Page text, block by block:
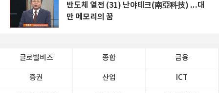
반도체 열전 (31) 난야테크(南亞科技) ...대
만 메모리의 꿈
글로벌비즈 종합 금융
증권 산업 ICT